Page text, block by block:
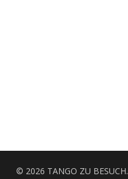
© 2026 TANGO ZU BESUCH.